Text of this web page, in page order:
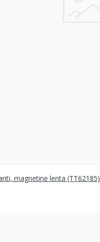
magnetinė lenta (TT62185)